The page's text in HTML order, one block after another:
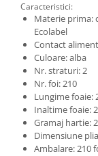
Caracteristici:
Materie prima:
Ecolabel
Contact
Culoare: alba
Nr. straturi: 2
Nr. foi: 210
Lungime foaie:
Inaltime foaie:
Gramaj hartie:
Dimensiune
Ambalare: 210